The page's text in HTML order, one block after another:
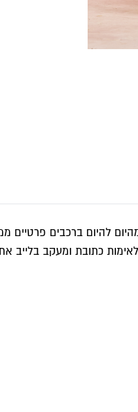
להיום ברכבים פרטיים
כתובת ומעקב בלייב